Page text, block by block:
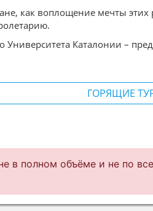
как воплощение мечты
Каталонии –
ГОРЯЩИЕ